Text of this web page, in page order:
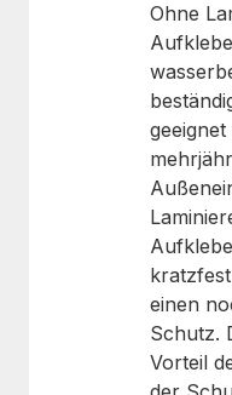
Ohne
einen
Schutz.
Vorteil